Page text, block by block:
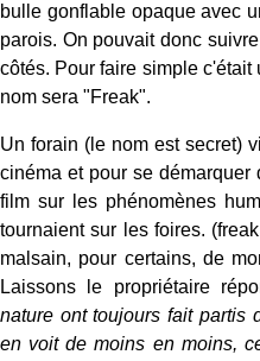
bulle gonflable opaque avec
parois. On pouvait donc
côtés. Pour faire simple
nom sera "Freak".
Un forain (le nom est secret)
cinéma et pour se
film sur les phénomènes
tournaient sur les foires.
malsain, pour certains, de
Laissons le propriétaire
nature ont toujours fait partis
en voit de moins en moins,